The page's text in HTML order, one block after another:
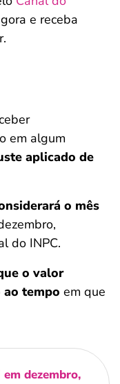
e receba
em algum
aplicado de
o mês
do INPC.
o valor
ao tempo em que
dezembro,